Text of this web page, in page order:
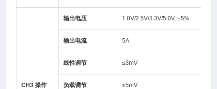
CH3 操作
输出电压 1.8V/2.5V/3.3V/5.0V, ±5%
输出电流 5A
线性调节 ≤3mV
负载调节 ≤5mV